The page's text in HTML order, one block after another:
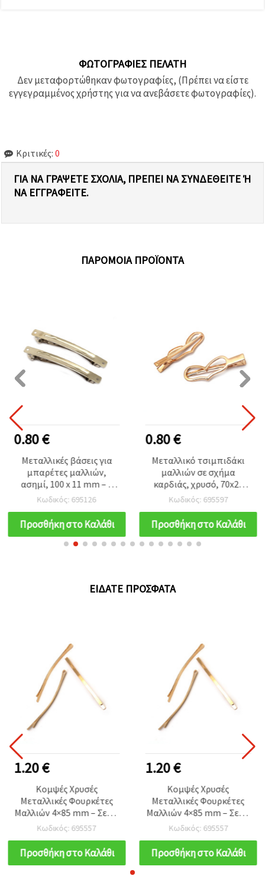
ΦΩΤΟΓΡΑΦΊΕΣ ΠΕΛΆΤΗ
Δεν μεταφορτώθηκαν φωτογραφίες, (Πρέπει να είστε
εγγεγραμμένος χρήστης για να ανεβάσετε φωτογραφίες).
Κριτικές: 0
ΓΙΑ ΝΑ ΓΡΆΨΕΤΕ ΣΧΌΛΙΑ, ΠΡΈΠΕΙ ΝΑ ΣΥΝΔΕΘΕΊΤΕ Ή Ν
Α ΕΓΓΡΑΦΕΊΤΕ.
ΠΑΡΌΜΟΙΑ ΠΡΟΪΌΝΤΑ
0.80 €
Μεταλλικές βάσεις για
μπαρέτες μαλλιών,
ασημί, 100 x 11 mm – 2
τεμ.
Κωδικός: 695126
Προσθήκη στο Καλάθι
0.80 €
Μεταλλικό τσιμπιδάκι
μαλλιών σε σχήμα
καρδιάς, χρυσό, 70x23
mm, 2 τεμ. για
χειροτεχνίες DIY
Κωδικός: 695597
Προσθήκη στο Καλάθι
ΕΊΔΑΤΕ ΠΡΌΣΦΑΤΑ
1.20 €
Κομψές Χρυσές
Μεταλλικές Φουρκέτες
Μαλλιών 4×85 mm – Σετ 5
τεμ., Ιδανικές για
Καθημερινά & Επίσημα
Χτενίσματα
Κωδικός: 695557
Προσθήκη στο Καλάθι
1.20 €
Κομψές Χρυσές
Μεταλλικές Φουρκέτες
Μαλλιών 4×85 mm – Σετ 5
τεμ., Ιδανικές για
Καθημερινά & Επίσημα
Χτενίσματα
Κωδικός: 695557
Προσθήκη στο Καλάθι